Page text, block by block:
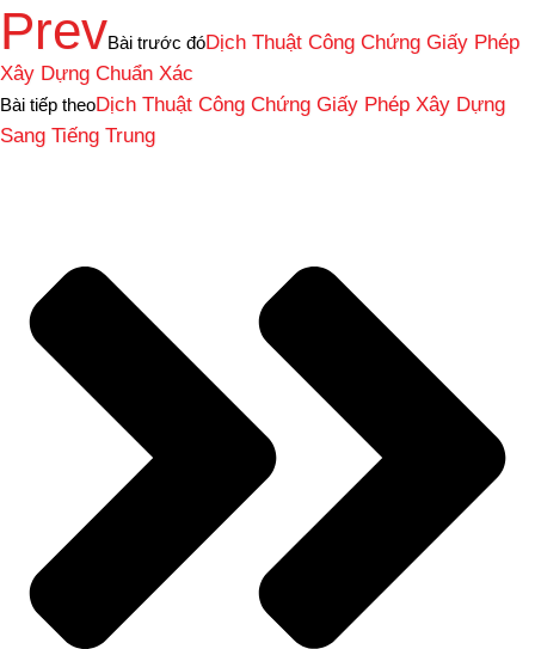
PrevBài trước đóDịch Thuật Công Chứng Giấy Phép
Xây Dựng Chuẩn Xác
Bài tiếp theoDịch Thuật Công Chứng Giấy Phép Xây Dựng
Sang Tiếng Trung